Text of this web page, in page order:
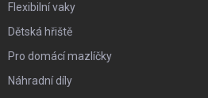
Flexibilní vaky
Dětská hřiště
Pro domácí mazlíčky
Náhradní díly